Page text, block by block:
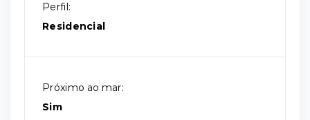
Perfil:
Residencial
Próximo ao mar:
Sim